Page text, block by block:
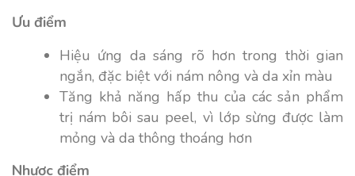
Ưu điểm
Hiệu ứng da sáng rõ hơn trong thời gian
ngắn, đặc biệt với nám nông và da xỉn màu
Tăng khả năng hấp thu của các sản phẩm
trị nám bôi sau peel, vì lớp sừng được làm
mỏng và da thông thoáng hơn
Nhược điểm